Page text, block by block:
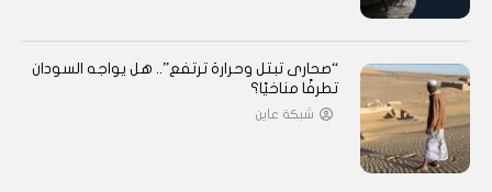
“صحارى تبتل وحرارة ترتفع”.. هل يواجه السودان
تطرفًا مناخيًا؟
شبكة عاين